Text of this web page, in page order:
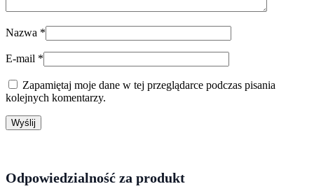
Nazwa *
E-mail *
Zapamiętaj moje dane w tej przeglądarce podczas pisania
kolejnych komentarzy.
Odpowiedzialność za produkt